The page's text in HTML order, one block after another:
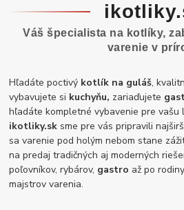
Váš špecialista na kotlíky,
varenie v
Hľadáte poctivý kotlík na guláš,
vybavujete si kuchyňu, zariaďujete
hľadáte kompletné vybavenie pre vašu
ikotliky.sk sme pre vás pripravili
sa varenie pod holým nebom stane
na predaj tradičných aj moderných
poľovníkov, rybárov, gastro až po
majstrov varenia.